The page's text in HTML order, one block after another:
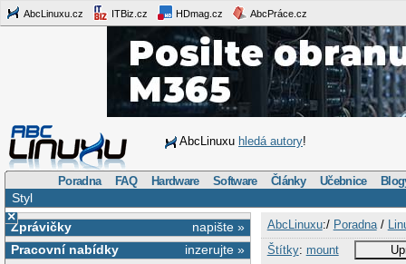
AbcLinuxu.cz ITBiz.cz HDmag.cz AbcPráce.cz
AbcLinuxu hledá autory!
Poradna FAQ Hardware Software Články Učebnice
Styl
×
napište »
Zprávičky
inzerujte »
Pracovní nabídky
AbcLinuxu:/ Poradna/
Štítky: mount